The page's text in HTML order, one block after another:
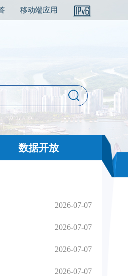
移动端应用
数据开放
2026-07-07
2026-07-07
2026-07-07
2026-07-07